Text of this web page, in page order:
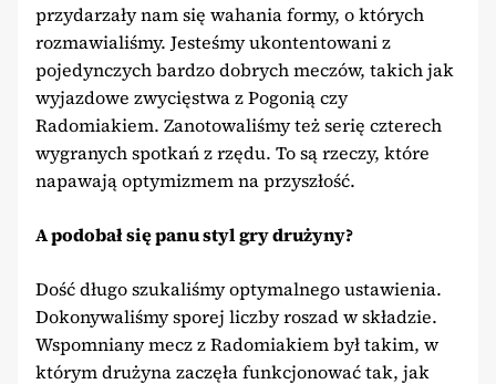
przydarzały nam się wahania formy, o których
rozmawialiśmy. Jesteśmy ukontentowani z
pojedynczych bardzo dobrych meczów, takich jak
wyjazdowe zwycięstwa z Pogonią czy
Radomiakiem. Zanotowaliśmy też serię czterech
wygranych spotkań z rzędu. To są rzeczy, które
napawają optymizmem na przyszłość.
A podobał się panu styl gry drużyny?
Dość długo szukaliśmy optymalnego ustawienia.
Dokonywaliśmy sporej liczby roszad w składzie.
Wspomniany mecz z Radomiakiem był takim, w
którym drużyna zaczęła funkcjonować tak, jak